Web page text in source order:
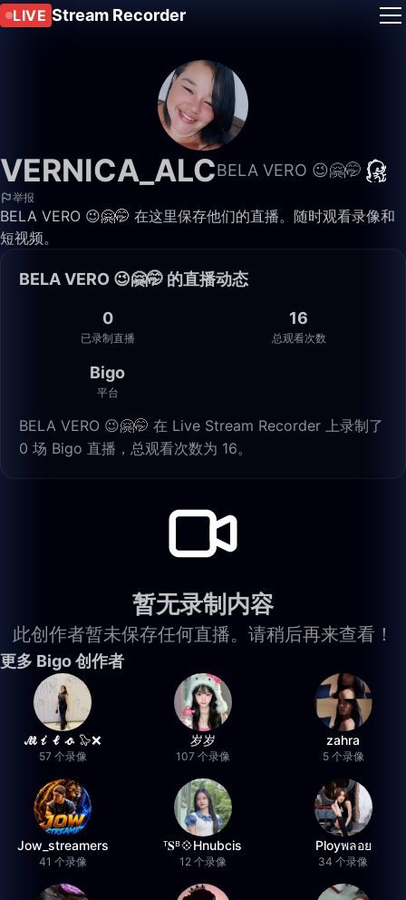
LIVE Stream Recorder
VERNICA_ALCBELA VERO 😉🤗🤭
举报
BELA VERO 😉🤗🤭 在这里保存他们的直播。随时观看录像和
短视频。
BELA VERO 😉🤗🤭 的直播动态
0
已录制直播
16
总观看次数
Bigo
平台
BELA VERO 😉🤗🤭 在 Live Stream Recorder 上录制了
0 场 Bigo 直播，总观看次数为 16。
暂无录制内容
此创作者暂未保存任何直播。请稍后再来查看！
更多 Bigo 创作者
𝓜𝓲𝓵𝓸 🦭❌
57 个录像
岁岁
107 个录像
zahra
5 个录像
Jow_streamers
41 个录像
ᵀ𝐒ᴮ💠Hnubcis
12 个录像
Ployพลอย
34 个录像